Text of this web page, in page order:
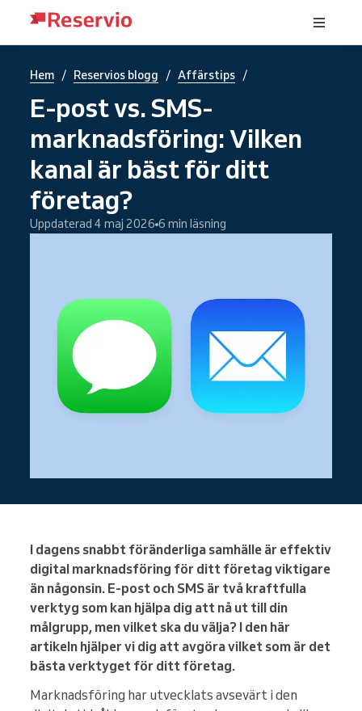
Hem / Reservios blogg / Affärstips /
E-post vs. SMS-
marknadsföring: Vilken
kanal är bäst för ditt
företag?
Uppdaterad 4 maj 2026 6 min läsning
I dagens snabbt föränderliga samhälle är effektiv
digital marknadsföring för ditt företag viktigare
än någonsin. E-post och SMS är två kraftfulla
verktyg som kan hjälpa dig att nå ut till din
målgrupp, men vilket ska du välja? I den här
artikeln hjälper vi dig att avgöra vilket som är det
bästa verktyget för ditt företag.
Marknadsföring har utvecklats avsevärt i den